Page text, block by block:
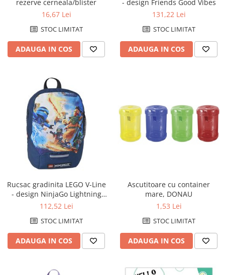
rezerve cerneala/blister
16,67 Lei
STOC LIMITAT
ADAUGA IN COS
- design Friends Good Vibes
131,22 Lei
STOC LIMITAT
ADAUGA IN COS
Rucsac gradinita LEGO V-Line
- design NinjaGo Lightning
Battle
112,52 Lei
STOC LIMITAT
ADAUGA IN COS
Ascutitoare cu container
mare, DONAU
1,53 Lei
STOC LIMITAT
ADAUGA IN COS